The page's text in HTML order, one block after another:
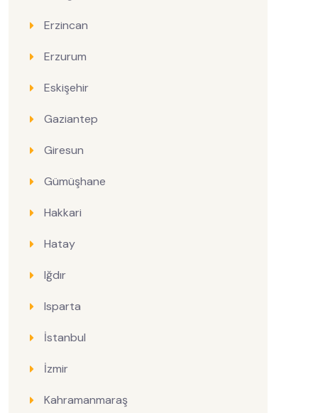
Erzincan
Erzurum
Eskişehir
Gaziantep
Giresun
Gümüşhane
Hakkari
Hatay
Iğdır
Isparta
İstanbul
İzmir
Kahramanmaraş